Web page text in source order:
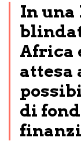
In una
Africa
attesa
di